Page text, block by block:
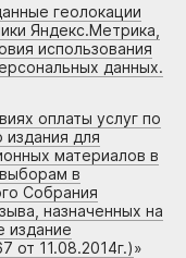
геолокации
Яндекс.Метрика,
использования
данных.
оплаты услуг по
для
материалов в
в
Собрания
назначенных на
издание
11.08.2014г.)»